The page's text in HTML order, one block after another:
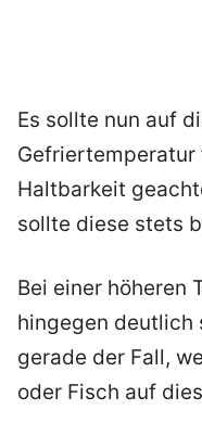
Es sollte nun auf
Gefriertemperatur
Haltbarkeit
sollte diese stets
Bei einer höheren
hingegen deutlich
gerade der Fall,
oder Fisch auf